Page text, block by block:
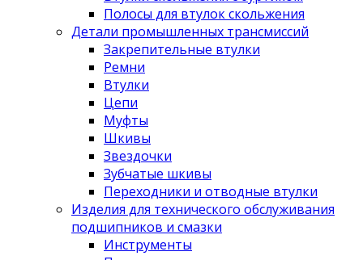
Полосы для втулок скольжения
Детали промышленных трансмиссий
Закрепительные втулки
Ремни
Втулки
Цепи
Муфты
Шкивы
Звездочки
Зубчатые шкивы
Переходники и отводные втулки
Изделия для технического обслуживания
подшипников и смазки
Инструменты